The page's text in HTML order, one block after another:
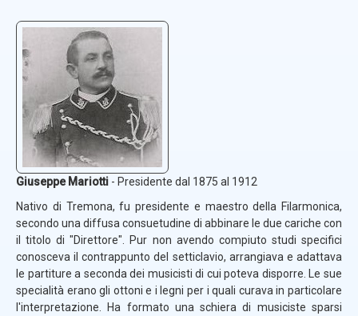
Giuseppe Mariotti - Presidente dal 1875 al 1912
Nativo di Tremona, fu presidente e maestro della Filarmonica,
secondo una diffusa consuetudine di abbinare le due cariche con
il titolo di "Direttore". Pur non avendo compiuto studi specifici
conosceva il contrappunto del setticlavio, arrangiava e adattava
le partiture a seconda dei musicisti di cui poteva disporre. Le sue
specialità erano gli ottoni e i legni per i quali curava in particolare
l'interpretazione. Ha formato una schiera di musiciste sparsi